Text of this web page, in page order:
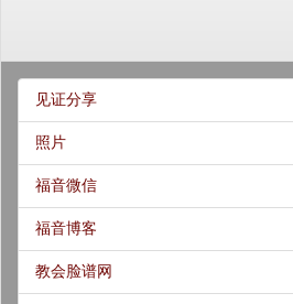
见证分享
照片
福音微信
福音博客
教会脸谱网